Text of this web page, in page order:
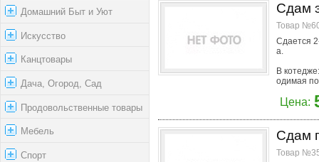
Домашний Быт и Уют
Искусство
Канцтовары
Дача, Огород, Сад
Продовольственные товары
Мебель
Спорт
Сдам
Товар
Сдается
а.
В
одимая
Цена:
Сдам
Товар